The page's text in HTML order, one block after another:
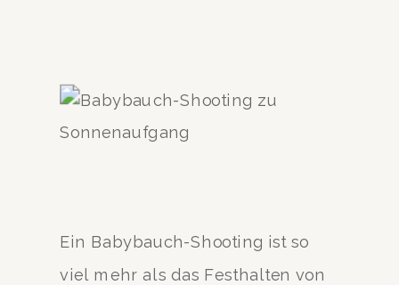
Ein Babybauch-Shooting ist so
viel mehr als das Festhalten von